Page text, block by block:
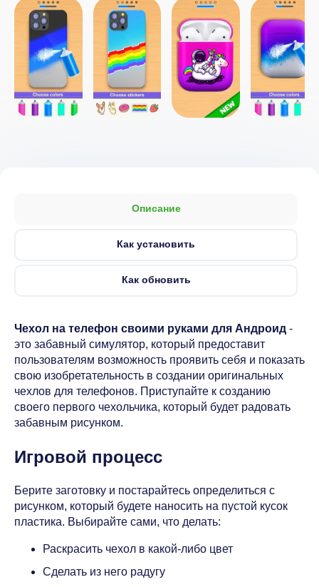
Описание
Как установить
Как обновить
Чехол на телефон своими руками для Андроид -
это забавный симулятор, который предоставит
пользователям возможность проявить себя и показать
свою изобретательность в создании оригинальных
чехлов для телефонов. Приступайте к созданию
своего первого чехольчика, который будет радовать
забавным рисунком.
Игровой процесс
Берите заготовку и постарайтесь определиться с
рисунком, который будете наносить на пустой кусок
пластика. Выбирайте сами, что делать:
Раскрасить чехол в какой-либо цвет
Сделать из него радугу